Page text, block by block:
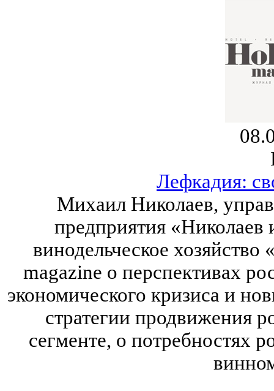
Лефкадия:
Михаил Николаев,
предприятия «Николаев
винодельческое
magazine о перспективах
экономического кризиса и
стратегии продвижения
сегменте, о потребностях